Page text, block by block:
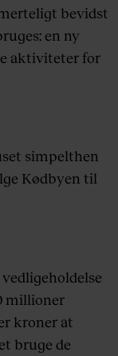
bevidst
en ny
aktiviteter for
simpelthen
Kødbyen til
millioner
kroner at
bruge de